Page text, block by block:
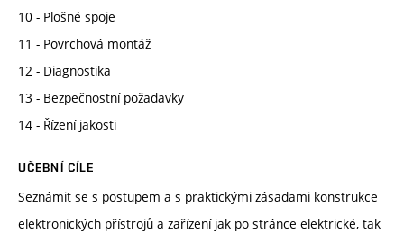
10 - Plošné spoje
11 - Povrchová montáž
12 - Diagnostika
13 - Bezpečnostní požadavky
14 - Řízení jakosti
UČEBNÍ CÍLE
Seznámit se s postupem a s praktickými zásadami konstrukce
elektronických přístrojů a zařízení jak po stránce elektrické, tak